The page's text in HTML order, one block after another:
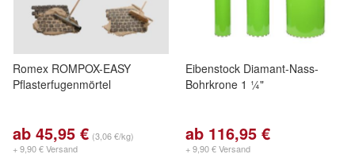
Romex ROMPOX-EASY
Pflasterfugenmörtel
ab 45,95 € (3,06 €/kg)
+ 9,90 € Versand
Eibenstock Diamant-Nass-
Bohrkrone 1 ¼"
ab 116,95 €
+ 9,90 € Versand